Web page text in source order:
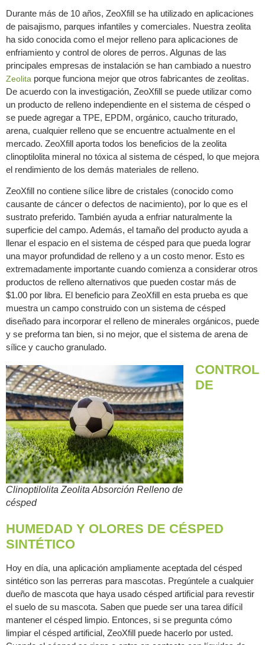
Durante más de 10 años, ZeoXfill se ha utilizado en aplicaciones
de paisajismo, parques infantiles y comerciales. Nuestra zeolita
ha sido conocida como el mejor relleno para aplicaciones de
enfriamiento y control de olores de perros. Algunas de las
principales empresas de instalación se han cambiado a nuestro
Zeolita porque funciona mejor que otros fabricantes de zeolitas.
De acuerdo con la investigación, ZeoXfill se puede utilizar como
un producto de relleno independiente en el sistema de césped o
se puede agregar a TPE, EPDM, orgánico, caucho triturado,
arena, cualquier relleno que se encuentre actualmente en el
mercado. ZeoXfill aporta todos los beneficios de la zeolita
clinoptilolita mineral no tóxica al sistema de césped, lo que mejora
el rendimiento de los demás materiales de relleno.
ZeoXfill no contiene sílice libre de cristales (conocido como
causante de cáncer o defectos de nacimiento), por lo que es el
sustrato preferido. También ayuda a enfriar naturalmente la
superficie del campo. Además, el tamaño del producto ayuda a
llenar el espacio en el sistema de césped para que pueda lograr
una mayor profundidad de relleno y a un costo menor. Esto es
extremadamente importante cuando comienza a considerar otros
productos de relleno alternativos que pueden costar más de
$1.00 por libra. El beneficio para ZeoXfill en esta prueba es que
muestra un campo construido con un sistema de césped
diseñado para incorporar el relleno de minerales orgánicos, puede
y se preforma tan bien, si no mejor, que el sistema de arena de
sílice y caucho granulado.
Clinoptilolita Zeolita Absorción Relleno de
césped
CONTROL
DE
HUMEDAD Y OLORES DE CÉSPED
SINTÉTICO
Hoy en día, una aplicación ampliamente aceptada del césped
sintético son las perreras para mascotas. Pregúntele a cualquier
dueño de mascota que haya usado césped artificial para revestir
el suelo de su mascota. Saben que puede ser una tarea difícil
mantener el césped limpio. Entonces, si se pregunta cómo
limpiar el césped artificial, ZeoXfill puede hacerlo por usted.